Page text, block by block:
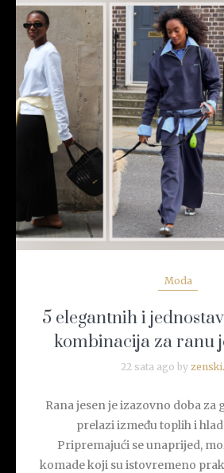
READ MORE
Moda
5 elegantnih i
kombinacija za ranu
22 sata ago by
Rana jesen je izazovno doba za
prelazi između toplih i
Pripremajući se unaprijed,
komade koji su istovremeno